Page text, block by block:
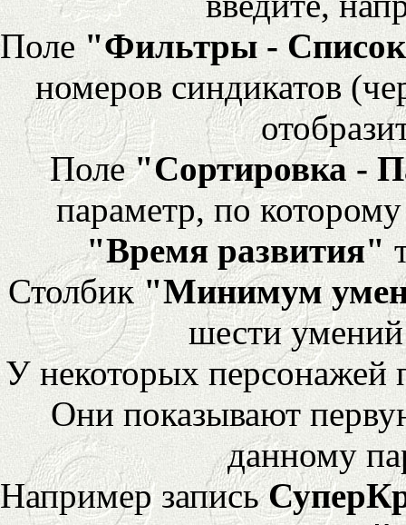
Поле "Фильтры -
номеров синдикатов
Поле"Сортировка -
параметр, по
"Время развития"
Столбик"Минимум
шести
У некоторых персонажей
Они показывают
данному
Например запись